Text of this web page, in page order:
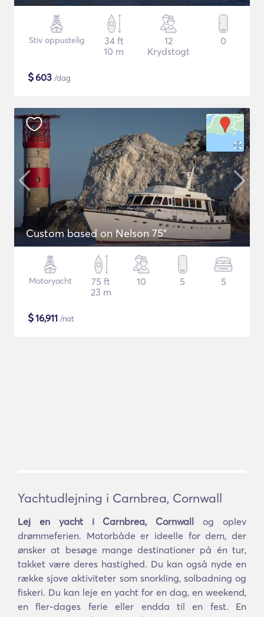
Stiv oppustelig
34 ft
10 m
12
Krydstogt
0
$603 /dag
Custom based on Nelson 75"
Motoryacht
75 ft
23 m
10 5 5
$16,911 /nat
Yachtudlejning i Carnbrea, Cornwall
Lej en yacht i Carnbrea, Cornwall og oplev
drømmeferien. Motorbåde er ideelle for dem, der
ønsker at besøge mange destinationer på én tur,
takket være deres hastighed. Du kan også nyde en
række sjove aktiviteter som snorkling, solbadning og
fiskeri. Du kan leje en yacht for en dag, en weekend,
en fler-dages ferie eller endda til en fest. En